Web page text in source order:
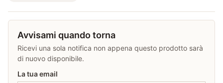
Avvisami quando torna
Ricevi una sola notifica non appena questo prodotto sarà
di nuovo disponibile.
La tua email